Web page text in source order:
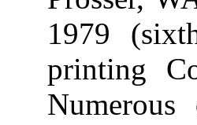
1979
printing